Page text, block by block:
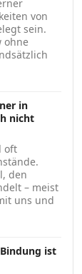
von
sein.
ohne
in
nicht
oft
den
– meist
uns und
ist